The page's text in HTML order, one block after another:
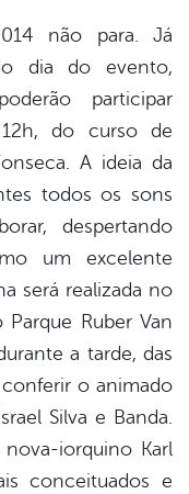
não para. Já
dia do evento,
participar
do curso de
A ideia da
todos os sons
despertando
um excelente
será realizada no
Ruber Van
a tarde, das
o animado
Silva e Banda.
nova-iorquino Karl
conceituados e